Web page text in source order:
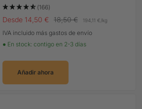
(166)
Precio Oferta
Desde 14,50 € Precio normal
18,50 € 194,11 €/kg
IVA incluido más gastos de envío
● En stock: contigo en 2-3 días
Añadir ahora